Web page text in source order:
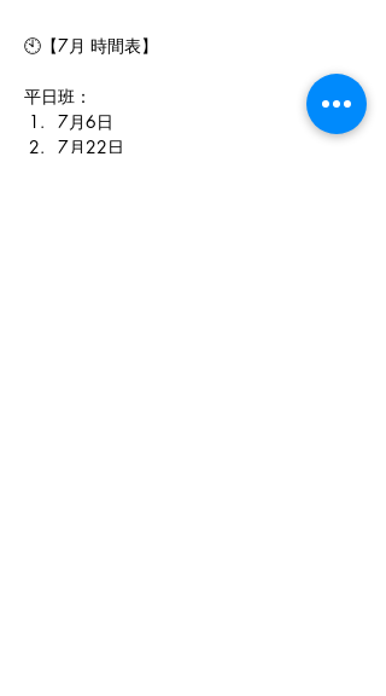
🕙【7月 時間表】
平日班：
7月6日
7月22日